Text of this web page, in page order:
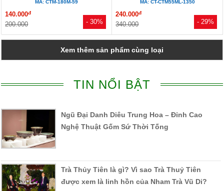
- 30%
MÃ: CTM-180M-59
140.000đ
200.000 - 29%
MÃ: CT-CTM55ML-1350
240.000đ
340.000
Xem thêm sản phẩm cùng loại
TIN NỔI BẬT
Ngũ Đại Danh Diêu Trung Hoa – Đỉnh Cao
Nghệ Thuật Gốm Sứ Thời Tống
Trà Thủy Tiên là gì? Vì sao Trà Thuỷ Tiên
được xem là linh hồn của Nham Trà Vũ Di?